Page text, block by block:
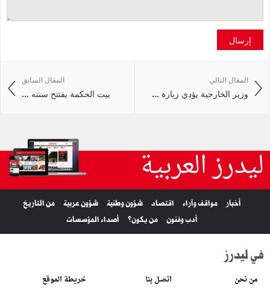
إرسال
المقال السابق
بيت الحكمة يفتتح سنته ...
المقال التالي
وزير الخارجية يؤدي زيارة ...
ليدرز العربية
أخبار مواقف وآراء اقتصاد شؤون وطنية شؤون عربية
من التاريخ
أدب وفنون
من يكون؟ أصداء المؤسسات
في ليدرز
من نحن اتصل بنا خريطة الموقع